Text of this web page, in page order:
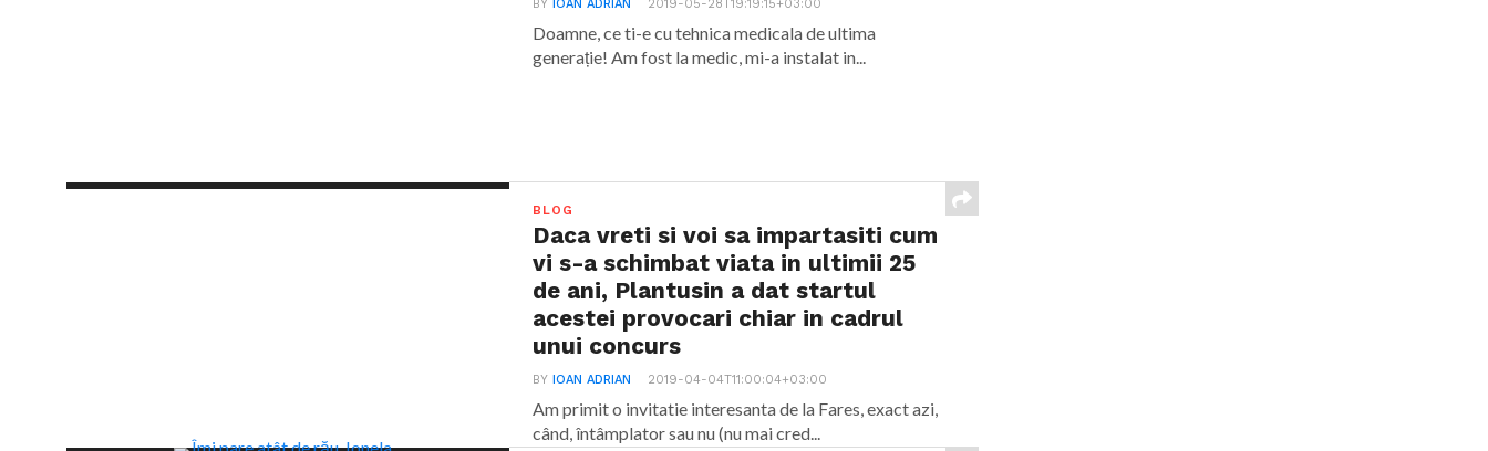
BYIOAN ADRIAN 2019-05-28T19:19:15+03:00
Doamne, ce ti-e cu tehnica medicala de ultima
generație! Am fost la medic, mi-a instalat in...
BLOG
Daca vreti si voi sa impartasiti cum
vi s-a schimbat viata in ultimii 25
de ani, Plantusin a dat startul
acestei provocari chiar in cadrul
unui concurs
BYIOAN ADRIAN 2019-04-04T11:00:04+03:00
Am primit o invitatie interesanta de la Fares, exact azi,
când, întâmplator sau nu (nu mai cred...